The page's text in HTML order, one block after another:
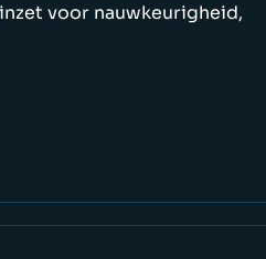
voor nauwkeurigheid,